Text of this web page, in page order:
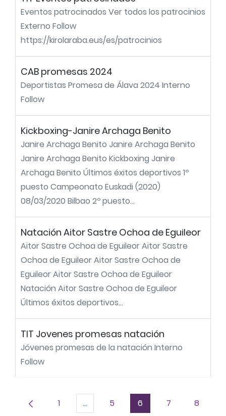
Eventos patrocinados Ver todos los patrocinios
Externo Follow
https://kirolaraba.eus/es/patrocinios
CAB promesas 2024
Deportistas Promesa de Álava 2024 Interno
Follow
Kickboxing-Janire Archaga Benito
Janire Archaga Benito Janire Archaga Benito
Janire Archaga Benito Kickboxing Janire
Archaga Benito Últimos éxitos deportivos 1º
puesto Campeonato Euskadi (2020)
08/03/2020 Bilbao 2º puesto...
Natación Aitor Sastre Ochoa de Eguileor
Aitor Sastre Ochoa de Eguileor Aitor Sastre
Ochoa de Eguileor Aitor Sastre Ochoa de
Eguileor Aitor Sastre Ochoa de Eguileor
Natación Aitor Sastre Ochoa de Eguileor
Últimos éxitos deportivos...
TIT Jovenes promesas natación
Jóvenes promesas de la natación Interno
Follow
Página
1 ...Páginas intermedias Use TAB para
Página
5 Página
6 Página
7 Página
8